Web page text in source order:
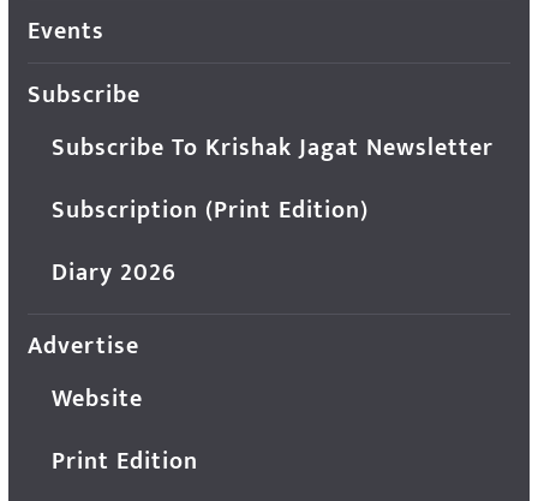
Events
Subscribe
Subscribe To Krishak Jagat Newsletter
Subscription (Print Edition)
Diary 2026
Advertise
Website
Print Edition